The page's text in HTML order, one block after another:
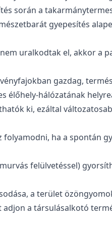
során a
gyepesítés
uralkodtak el, akkor a
gazdag,
élőhely-hálózatának
ki, ezáltal
ha a spontán
felülvetéssel)
a terület
a társulásalkotó